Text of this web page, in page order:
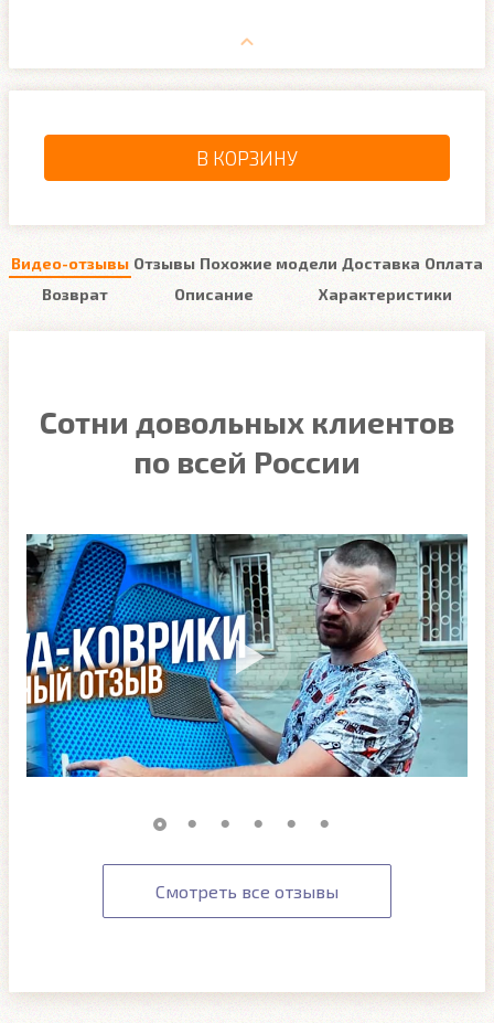
В КОРЗИНУ
Видео-отзывы Отзывы Похожие модели Доставка Оплата
Возврат
Описание Характеристики
Сотни довольных клиентов
по всей России
Смотреть все отзывы